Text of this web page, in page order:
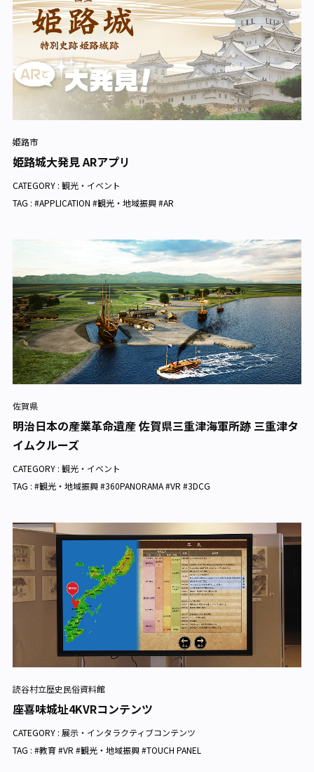
姫路市
姫路城大発見 ARアプリ
CATEGORY : 観光・イベント
TAG : #APPLICATION #観光・地域振興 #AR
佐賀県
明治日本の産業革命遺産 佐賀県三重津海軍所跡 三重津タ
イムクルーズ
CATEGORY : 観光・イベント
TAG : #観光・地域振興 #360PANORAMA #VR #3DCG
読谷村立歴史民俗資料館
座喜味城址4KVRコンテンツ
CATEGORY : 展示・インタラクティブコンテンツ
TAG : #教育 #VR #観光・地域振興 #TOUCH PANEL